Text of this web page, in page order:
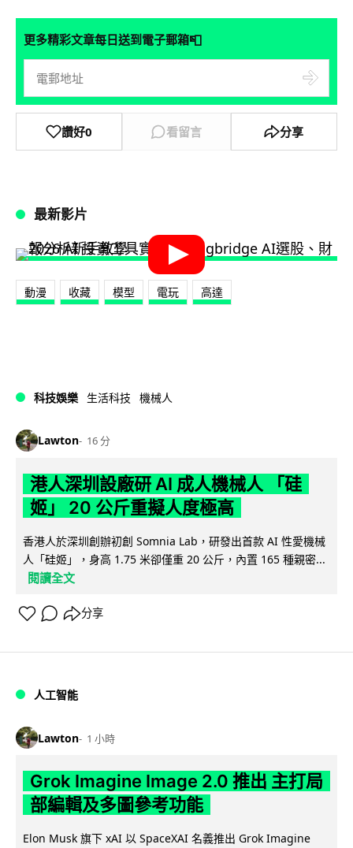
更多精彩文章每日送到電子郵箱📮
讚好0 看留言 分享
最新影片
動漫 收藏 模型 電玩 高達
科技娛樂 生活科技 機械人
Lawton 16 分
港人深圳設廠研 AI 成人機械人 「硅
姬」 20 公斤重擬人度極高
香港人於深圳創辦初創 Somnia Lab，研發出首款 AI 性愛機械
人「硅姬」，身高 1.75 米卻僅重 20 公斤，內置 165 種親密...
閱讀全文
分享
人工智能
Lawton 1 小時
Grok Imagine Image 2.0 推出 主打局
部編輯及多圖參考功能
Elon Musk 旗下 xAI 以 SpaceXAI 名義推出 Grok Imagine